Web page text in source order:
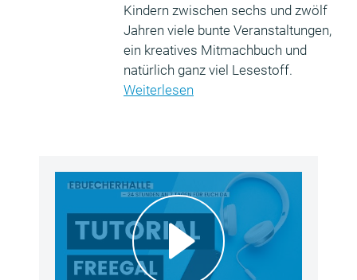
Kindern zwischen sechs und zwölf
Jahren viele bunte Veranstaltungen,
ein kreatives Mitmachbuch und
natürlich ganz viel Lesestoff.
Weiterlesen